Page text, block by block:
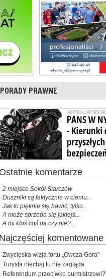
PORADY PRAWNE
ostatnie komentarze
2 miejsce Sokół Starczów
Duszniki są faktycznie w cieniu...
Jak to pięknie się bawić, tylko...
A może sprzeda się jakiejś...
A mi ktoś coś da czy nie?...
najczęściej komentowane
Zwycięska wizja fortu „Owcza Góra”
Turysta niechaj tu nie zagląda
Referendum przeciwko burmistrzowi?